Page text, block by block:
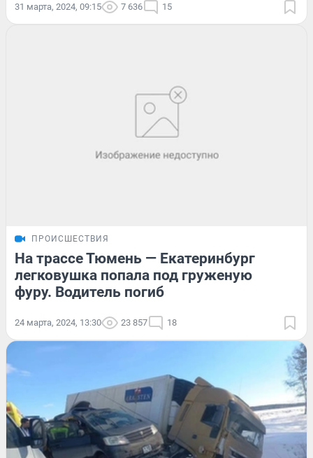
31 марта, 2024, 09:15 7 636 15
ПРОИСШЕСТВИЯ
На трассе Тюмень — Екатеринбург
легковушка попала под груженую
фуру. Водитель погиб
24 марта, 2024, 13:30 23 857 18